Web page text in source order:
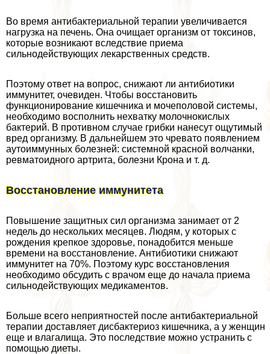
Во время антибактериальной терапии увеличивается
нагрузка на печень. Она очищает организм от токсинов,
которые возникают вследствие приема
сильнодействующих лекарственных средств.
Поэтому ответ на вопрос, снижают ли антибиотики
иммунитет, очевиден. Чтобы восстановить
функционирование кишечника и мочепoлoвoй системы,
необходимо восполнить нехватку молочнокислых
бактерий. В противном случае грибки нанесут ощутимый
вред организму. В дальнейшем это чревато появлением
аутоиммунных болезней: системной красной волчанки,
ревматоидного артрита, болезни Крона и т. д.
Восстановление иммунитета
Повышение защитных сил организма занимает от 2
недель до нескольких месяцев. Людям, у которых с
рождения крепкое здоровье, понадобится меньше
времени на восстановление. Антибиотики снижают
иммунитет на 70%. Поэтому курс восстановления
необходимо обсудить с врачом еще до начала приема
сильнодействующих медикаментов.
Больше всего неприятностей после антибактериальной
терапии доставляет дисбактериоз кишечника, а у женщин
еще и влагалища. Это последствие можно устранить с
помощью диеты.